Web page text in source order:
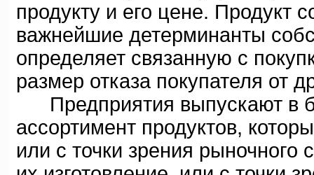
продукту и его цене. Продукт
важнейшие детерминанты
определяет связанную с
размер отказа покупателя от
Предприятия выпускают в
ассортимент продуктов,
или с точки зрения рыночного